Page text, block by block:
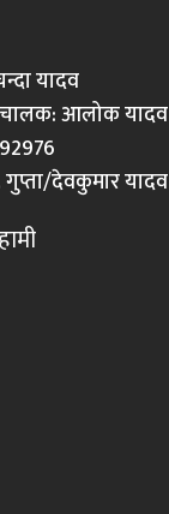
यादव
आलोक यादव
देवकुमार यादव